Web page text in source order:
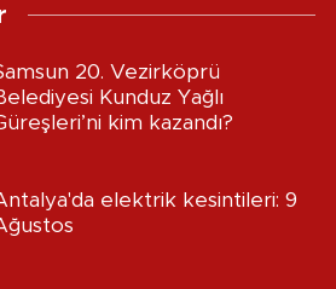
20. Vezirköprü
Kunduz Yağlı
kim kazandı?
elektrik kesintileri: 9